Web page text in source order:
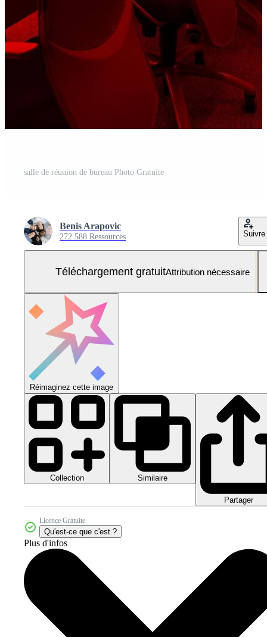
salle de réunion de bureau Photo Gratuite
Benis Arapovic
272 588 Ressources Suivre
Téléchargement gratuitAttribution nécessaire
Réimaginez cette image
Collection Similaire
Partager
Licence Gratuite
Qu'est-ce que c'est ?
Plus d'infos